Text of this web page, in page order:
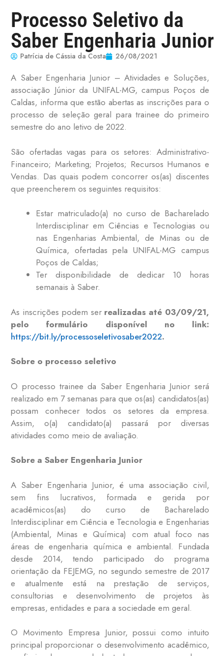
Processo Seletivo da
Saber Engenharia Junior
Patrícia de Cássia da Costa 26/08/2021
A Saber Engenharia Junior – Atividades e Soluções,
associação Júnior da UNIFAL-MG, campus Poços de
Caldas, informa que estão abertas as inscrições para o
processo de seleção geral para trainee do primeiro
semestre do ano letivo de 2022.
São ofertadas vagas para os setores: Administrativo-
Financeiro; Marketing; Projetos; Recursos Humanos e
Vendas. Das quais podem concorrer os(as) discentes
que preencherem os seguintes requisitos:
Estar matriculado(a) no curso de Bacharelado
Interdisciplinar em Ciências e Tecnologias ou
nas Engenharias Ambiental, de Minas ou de
Química, ofertadas pela UNIFAL-MG campus
Poços de Caldas;
Ter disponibilidade de dedicar 10 horas
semanais à Saber.
As inscrições podem ser realizadas até 03/09/21,
pelo formulário disponível no link:
https://bit.ly/processoseletivosaber2022.
Sobre o processo seletivo
O processo trainee da Saber Engenharia Junior será
realizado em 7 semanas para que os(as) candidatos(as)
possam conhecer todos os setores da empresa.
Assim, o(a) candidato(a) passará por diversas
atividades como meio de avaliação.
Sobre a Saber Engenharia Junior
A Saber Engenharia Junior, é uma associação civil,
sem fins lucrativos, formada e gerida por
acadêmicos(as) do curso de Bacharelado
Interdisciplinar em Ciência e Tecnologia e Engenharias
(Ambiental, Minas e Química) com atual foco nas
áreas de engenharia química e ambiental. Fundada
desde 2014, tendo participado do programa
orientação da FEJEMG, no segundo semestre de 2017
e atualmente está na prestação de serviços,
consultorias e desenvolvimento de projetos às
empresas, entidades e para a sociedade em geral.
O Movimento Empresa Junior, possui como intuito
principal proporcionar o desenvolvimento acadêmico,